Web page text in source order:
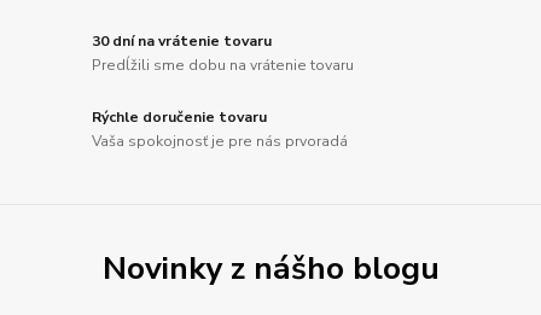
30 dní na vrátenie tovaru
Predĺžili sme dobu na vrátenie tovaru
Rýchle doručenie tovaru
Vaša spokojnosť je pre nás prvoradá
Novinky z nášho blogu